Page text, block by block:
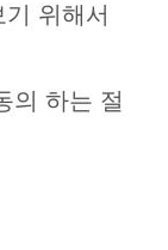
위해서
의 하는 절